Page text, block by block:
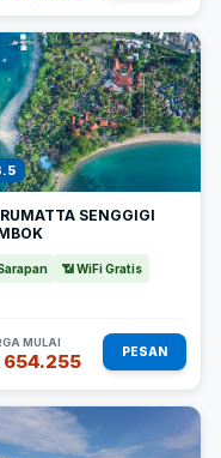
SENGGIGI
📶 WiFi Gratis
MULAI
654.255 PESAN